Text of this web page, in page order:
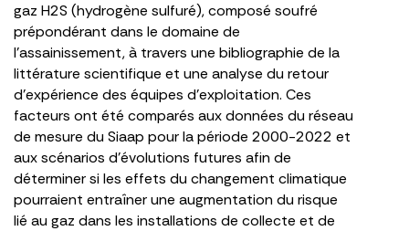
gaz H2S (hydrogène sulfuré), composé soufré
prépondérant dans le domaine de
l’assainissement, à travers une bibliographie de la
littérature scientifique et une analyse du retour
d’expérience des équipes d’exploitation. Ces
facteurs ont été comparés aux données du réseau
de mesure du Siaap pour la période 2000-2022 et
aux scénarios d’évolutions futures afin de
déterminer si les effets du changement climatique
pourraient entraîner une augmentation du risque
lié au gaz dans les installations de collecte et de